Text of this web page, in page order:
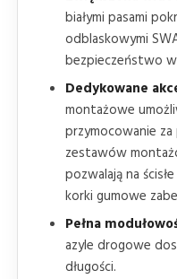
białymi pasami
odblaskowymi
bezpieczeństwo
Dedykowane
montażowe
przymocowanie
zestawów
pozwalają na
korki gumowe
Pełna
azyle drogowe
długości.